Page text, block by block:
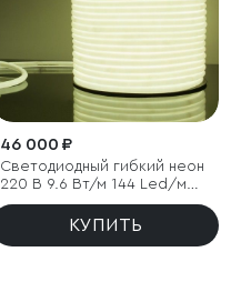
46 000 ₽
Светодиодный гибкий неон
220 В 9.6 Вт/м 144 Led/м
2835 IP67, круглый
холодный белый 6500К, 50
КУПИТЬ